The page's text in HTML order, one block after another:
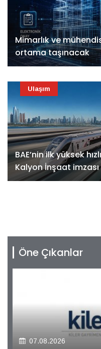
Mimarlık ve
ortama taşınacak
BAE’nin ilk yüksek
Kalyon İnşaat imzası
Ulaşım
Öne Çıkanlar
07.08.2026